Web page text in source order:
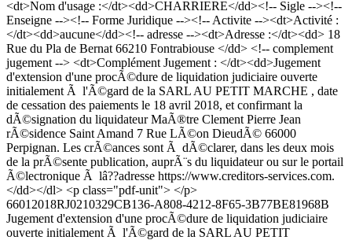
<dt>Nom d'usage :</dt><dd>CHARRIERE</dd><!-- Sigle --><!--
Enseigne --><!-- Forme Juridique --><!-- Activite --><dt>Activité :
</dt><dd>aucune</dd><!-- adresse --><dt>Adresse :</dt><dd> 18
Rue du Pla de Bernat 66210 Fontrabiouse </dd> <!-- complement
jugement --> <dt>Complément Jugement : </dt><dd>Jugement
d'extension d'une procÃ©dure de liquidation judiciaire ouverte
initialement Ã l'Ã©gard de la SARL AU PETIT MARCHE , date
de cessation des paiements le 18 avril 2018, et confirmant la
dÃ©signation du liquidateur MaÃ®tre Clement Pierre Jean
rÃ©sidence Saint Amand 7 Rue LÃ©on DieudÃ© 66000
Perpignan. Les crÃ©ances sont Ã dÃ©clarer, dans les deux mois
de la prÃ©sente publication, auprÃ¨s du liquidateur ou sur le portail
Ã©lectronique Ã lâ??adresse https://www.creditors-services.com.
</dd></dl> <p class="pdf-unit"> </p>
66012018RJ0210329CB136-A808-4212-8F65-3B77BE81968B
Jugement d'extension d'une procÃ©dure de liquidation judiciaire
ouverte initialement Ã l'Ã©gard de la SARL AU PETIT